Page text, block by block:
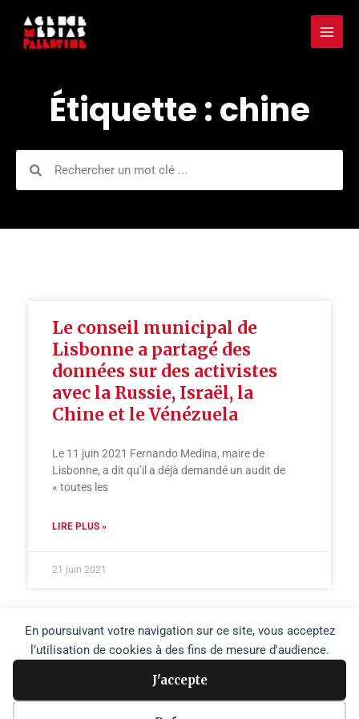
En poursuivant votre navigation sur ce site, vous acceptez
l’utilisation de cookies à des fins de mesure d'audience.
J'accepte
contenu
Étiquette : chine
Le conseil municipal de
Lisbonne a partagé des
données sur des activistes
avec la Russie, Israël, la
Chine et le Vénézuela
Le 11 juin 2021 Fernando Medina, maire de
Lisbonne, a dit qu’il a déjà demandé un audit de
« toutes les
LIRE PLUS »
21 juin 2021
Copyright © 2026 Agence Media Palestine |